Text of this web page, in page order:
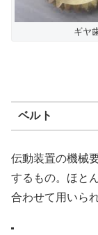
ギヤ
ベルト
伝動装置の機械
するもの。ほと
合わせて用いられ